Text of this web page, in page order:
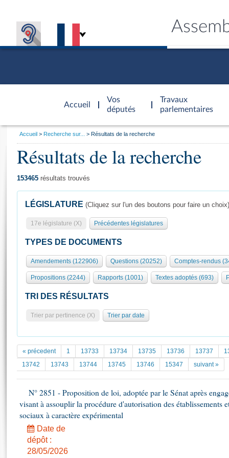
Accueil
d'accueil
Vos
députés
Travaux
parlementaires
Présidence
577 députés
Groupes politiques
Séance publique
Commissions et autres organes
Europe et International
Pétitions
Documents parlementaires
Projets de loi
Propositions de loi
Amendements
Textes adoptés
Rapports d'information
Général
Rôle et pouvoirs de l'Assemblée
Organisation de l'Assemblée
Présidence Conférence des Présidents Bureau Collège des
Statistiques et chiffres clés
Documents de référence
( Constitution | Règlement de l'Assemblée ... )
Histoire
Juniors
Anciennes législatures
Liens vers les sites publics
Visiter l'Assemblée
Visite virtuelle du palais Bourbon
Assister à une séance
La Bibliothèque
Les archives
Contacts et plan d'accès
Photos libres de droit
Vous
Accueil Recherche sur... Résultats de la recherche
Résultats de la recherche
153465 résultats trouvés
LÉGISLATURE (Cliquez sur l'un des boutons pour faire un choix)
17e législature (X) Précédentes législatures
TYPES DE DOCUMENTS
Amendements (122906) Questions (20252) Comptes-rendus
Propositions (2244) Rapports (1001) Textes adoptés (693)
TRI DES RÉSULTATS
Trier par pertinence (X) Trier par date
« précedent 1 13733 13734 13735 13736 13737
13742
13743 13744 13745 13746 15347 suivant »
N° 2851 - Proposition de loi, adoptée par le Sénat après
visant à assouplir la procédure d'autorisation des établissements
sociaux à caractère expérimental
Date de
dépôt :
28/05/2026